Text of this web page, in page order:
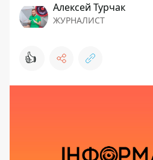
Алексей Турчак
ЖУРНАЛИСТ
👍